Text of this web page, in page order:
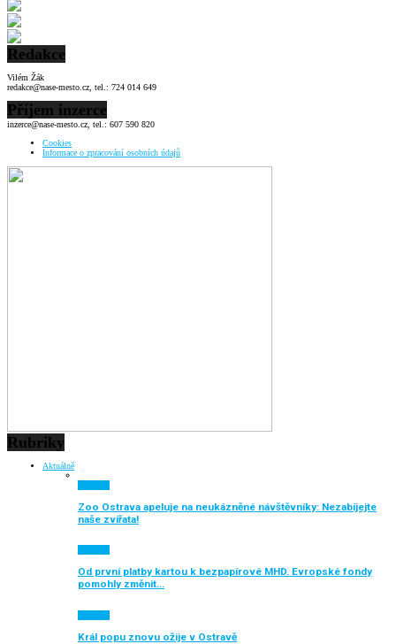
Redakce
Vilém Žák
redakce@nase-mesto.cz, tel.: 724 014 649
Příjem inzerce
inzerce@nase-mesto.cz, tel.: 607 590 820
Cookies
Informace o zpracování osobních údajů
Rubriky
Aktuálně
Zoo Ostrava apeluje na neukázněné návštěvníky: Nezabíjejte
naše zvířata!
Od první platby kartou k bezpapírové MHD. Evropské fondy
pomohly změnit…
Král popu znovu ožije v Ostravě